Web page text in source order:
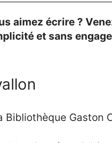
aimez écrire ?
et sans
Bibliothèque Gaston